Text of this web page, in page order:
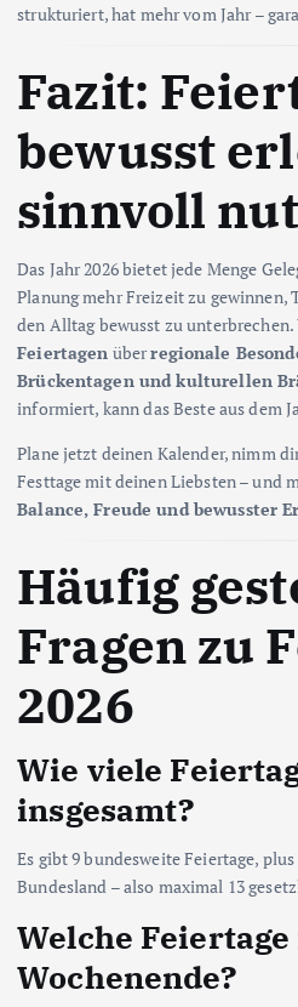
strukturiert, hat mehr vom Jahr –
Fazit:
bewusst
sinnvoll
Das Jahr 2026 bietet jede Menge
Planung mehr Freizeit zu
den Alltag bewusst zu unterbrechen.
Feiertagen überregionale
Brückentagen und kulturellen
informiert, kann das Beste aus dem
Plane jetzt deinen Kalender, nimm
Festtage mit deinen Liebsten – und
Balance, Freude und bewusster
Häufig
Fragen zu
2026
Wie viele
insgesamt?
Es gibt 9 bundesweite Feiertage,
Bundesland – also maximal 13
Welche
Wochenende?